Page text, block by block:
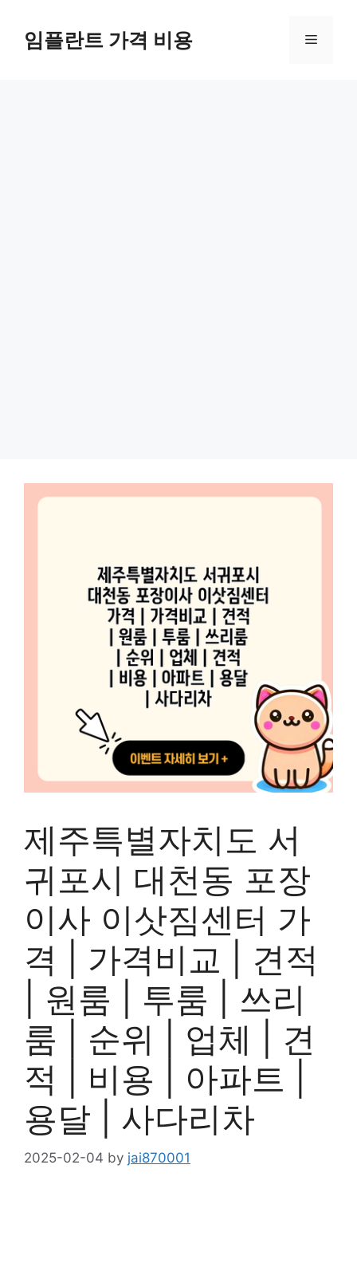
content임플란트 가격 비용 Menu
제주특별자치도 서
귀포시 대천동 포장
이사 이삿짐센터 가
격 | 가격비교 | 견적
| 원룸 | 투룸 | 쓰리
룸 | 순위 | 업체 | 견
적 | 비용 | 아파트 |
용달 | 사다리차
2025-02-04 by jai870001